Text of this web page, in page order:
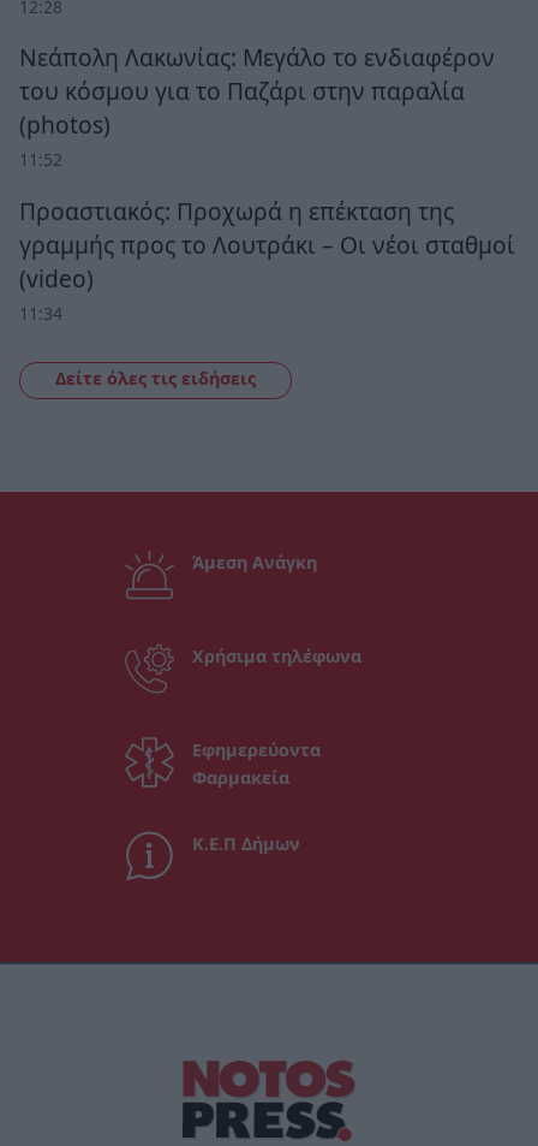
12:28
Νεάπολη Λακωνίας: Μεγάλο το ενδιαφέρον
του κόσμου για το Παζάρι στην παραλία
(photos)
11:52
Προαστιακός: Προχωρά η επέκταση της
γραμμής προς το Λουτράκι – Οι νέοι σταθμοί
(video)
11:34
Δείτε όλες τις ειδήσεις
Άμεση Ανάγκη
Χρήσιμα τηλέφωνα
Εφημερεύοντα
Φαρμακεία
Κ.Ε.Π Δήμων